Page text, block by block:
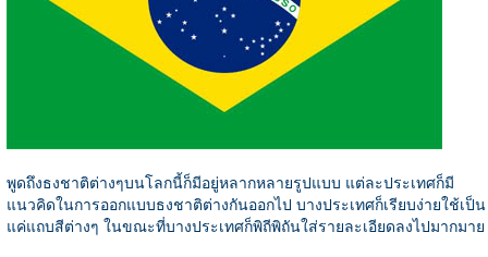
พูดถึงธงชาติต่างๆบนโลกนี้ก็มีอยู่หลากหลายรูปแบบ แต่ละประเทศก็มี
แนวคิดในการออกแบบธงชาติต่างกันออกไป บางประเทศก็เรียบง่ายใช้เป็น
แค่แถบสีต่างๆ ในขณะที่บางประเทศก็พิถีพิถันใส่รายละเอียดลงไปมากมาย